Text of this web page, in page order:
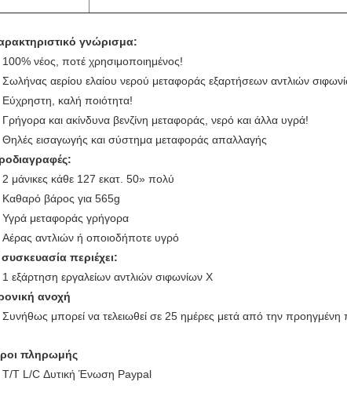
γνώρισμα:
100% νέος, ποτέ χρησιμοποιημένος!
Σωλήνας αερίου ελαίου νερού μεταφοράς εξαρτήσεων αντλιών
Εύχρηστη, καλή ποιότητα!
Γρήγορα και ακίνδυνα βενζίνη μεταφοράς, νερό και άλλα υγρά!
Θηλές εισαγωγής και σύστημα μεταφοράς απαλλαγής
2 μάνικες κάθε 127 εκατ. 50» πολύ
Καθαρό βάρος για 565g
Υγρά μεταφοράς γρήγορα
Αέρας αντλιών ή οποιοδήποτε υγρό
περιέχει:
1 εξάρτηση εργαλείων αντλιών σιφωνίων Χ
ανοχή
Συνήθως μπορεί να τελειωθεί σε 25 ημέρες μετά από την
πληρωμής
T/T L/C Δυτική Ένωση Paypal